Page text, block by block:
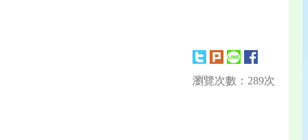
瀏覽次數：289次